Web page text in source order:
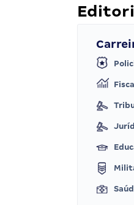
Fiscal